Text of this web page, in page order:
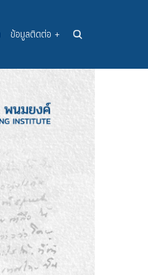
ข้อมูลติดต่อ +